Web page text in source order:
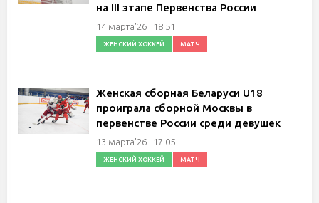
на III этапе Первенства России
14 марта'26 | 18:51
ЖЕНСКИЙ ХОККЕЙ МАТЧ
Женская сборная Беларуси U18
проиграла сборной Москвы в
первенстве России среди девушек
13 марта'26 | 17:05
ЖЕНСКИЙ ХОККЕЙ МАТЧ